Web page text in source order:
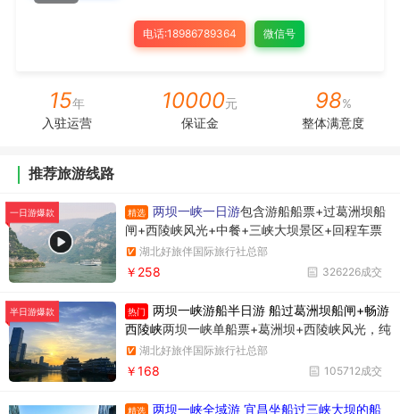
电话:18986789364 微信号
15年
入驻运营
10000元
保证金
98%
整体满意度
推荐旅游线路
一日游爆款 精选 两坝一峡一日游包含游船船票+过葛洲坝船
闸+西陵峡风光+中餐+三峡大坝景区+回程车票
湖北好旅伴国际旅行社总部
326226成交
￥258
半日游爆款 热门
两坝一峡游船半日游 船过葛洲坝船闸+畅游
西陵峡两坝一峡单船票+葛洲坝+西陵峡风光，纯
玩无购物，时间短内容丰富
湖北好旅伴国际旅行社总部
105712成交
￥168
精选
两坝一峡全域游 宜昌坐船过三峡大坝的船